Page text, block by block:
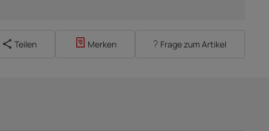
Teilen Merken Frage zum Artikel